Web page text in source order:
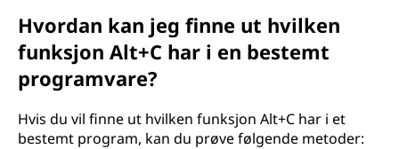
Hvordan kan jeg finne ut hvilken
funksjon Alt+C har i en bestemt
programvare?
Hvis du vil finne ut hvilken funksjon Alt+C har i et
bestemt program, kan du prøve følgende metoder: